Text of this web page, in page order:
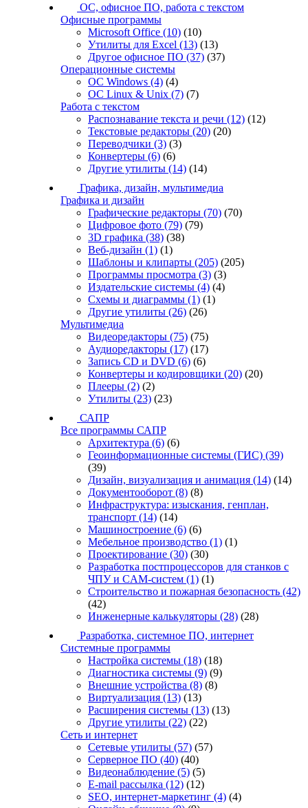
ОС, офисное ПО, работа с текстом
Офисные программы
Microsoft Office (10) (10)
Утилиты для Excel (13) (13)
Другое офисное ПО (37) (37)
Операционные системы
ОС Windows (4) (4)
ОС Linux & Unix (7) (7)
Работа с текстом
Распознавание текста и речи (12) (12)
Текстовые редакторы (20) (20)
Переводчики (3) (3)
Конвертеры (6) (6)
Другие утилиты (14) (14)
Графика, дизайн, мультимедиа
Графика и дизайн
Графические редакторы (70) (70)
Цифровое фото (79) (79)
3D графика (38) (38)
Веб-дизайн (1) (1)
Шаблоны и клипарты (205) (205)
Программы просмотра (3) (3)
Издательские системы (4) (4)
Схемы и диаграммы (1) (1)
Другие утилиты (26) (26)
Мультимедиа
Видеоредакторы (75) (75)
Аудиоредакторы (17) (17)
Запись CD и DVD (6) (6)
Конвертеры и кодировщики (20) (20)
Плееры (2) (2)
Утилиты (23) (23)
САПР
Все программы САПР
Архитектура (6) (6)
Геоинформационные системы (ГИС) (39)
(39)
Дизайн, визуализация и анимация (14) (14)
Документооборот (8) (8)
Инфраструктура: изыскания, генплан,
транспорт (14) (14)
Машиностроение (6) (6)
Мебельное производство (1) (1)
Проектирование (30) (30)
Разработка постпроцессоров для станков с
ЧПУ и CAM-систем (1) (1)
Строительство и пожарная безопасность (42)
(42)
Инженерные калькуляторы (28) (28)
Разработка, системное ПО, интернет
Системные программы
Настройка системы (18) (18)
Диагностика системы (9) (9)
Внешние устройства (8) (8)
Виртуализация (13) (13)
Расширения системы (13) (13)
Другие утилиты (22) (22)
Сеть и интернет
Сетевые утилиты (57) (57)
Серверное ПО (40) (40)
Видеонаблюдение (5) (5)
E-mail рассылка (12) (12)
SEO, интернет-маркетинг (4) (4)